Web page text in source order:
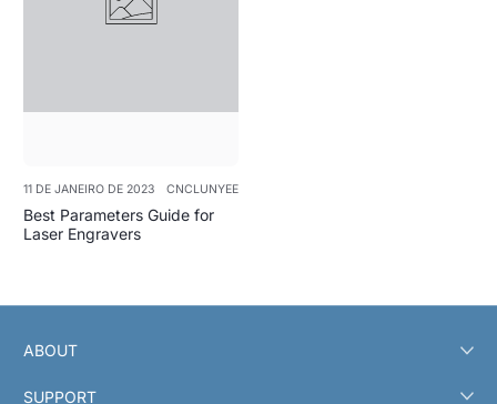
11 DE JANEIRO DE 2023 CNCLUNYEE
Best Parameters Guide for
Laser Engravers
ABOUT
SUPPORT